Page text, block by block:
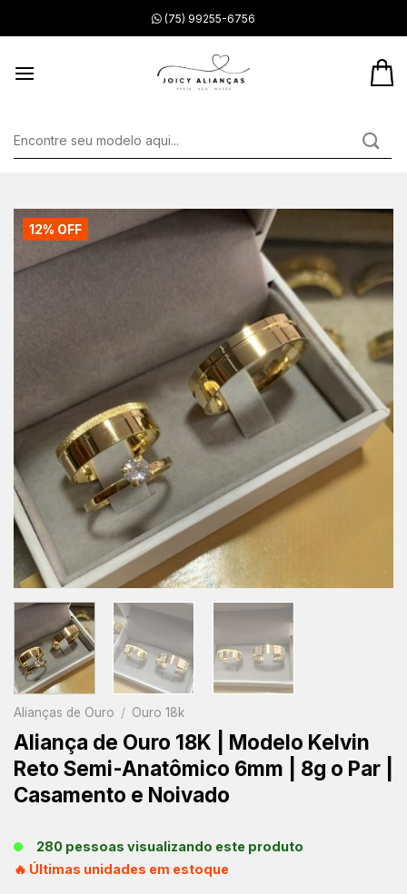
to
(75) 99255-6756
Pesquisar
12% OFF
Alianças de Ouro / Ouro 18k
Aliança de Ouro 18K | Modelo Kelvin
Reto Semi-Anatômico 6mm | 8g o Par |
Casamento e Noivado
280 pessoas visualizando este produto
🔥 Últimas unidades em estoque